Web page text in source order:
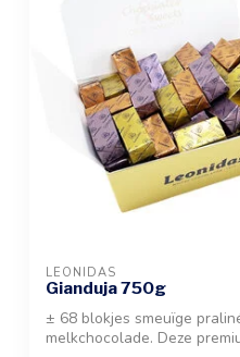
LEONIDAS
Gianduja 750g
± 68 blokjes smeuïge
melkchocolade. Deze